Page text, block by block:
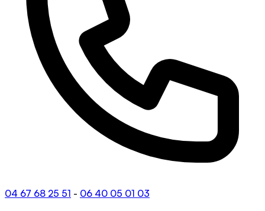
04 67 68 25 51 - 06 40 05 01 03